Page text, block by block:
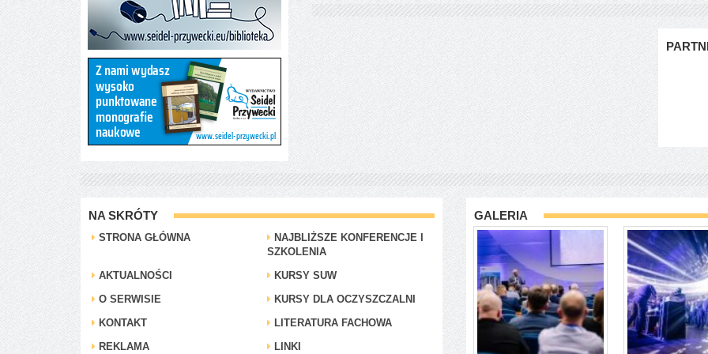
NA SKRÓTY
STRONA GŁÓWNA
NAJBLIŻSZE KONFERENCJE I
SZKOLENIA
AKTUALNOŚCI
KURSY SUW
O SERWISIE
KURSY DLA OCZYSZCZALNI
KONTAKT
LITERATURA FACHOWA
REKLAMA
LINKI
GALERIA